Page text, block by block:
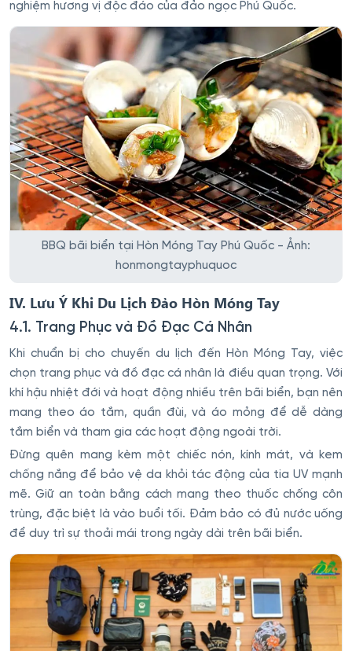
nghiệm hương vị độc đáo của đảo ngọc Phú Quốc.
BBQ bãi biển tại Hòn Móng Tay Phú Quốc - Ảnh:
honmongtayphuquoc
IV. Lưu Ý Khi Du Lịch Đảo Hòn Móng Tay
4.1. Trang Phục và Đồ Đạc Cá Nhân
Khi chuẩn bị cho chuyến du lịch đến Hòn Móng Tay, việc
chọn trang phục và đồ đạc cá nhân là điều quan trọng. Với
khí hậu nhiệt đới và hoạt động nhiều trên bãi biển, bạn nên
mang theo áo tắm, quần đùi, và áo mỏng để dễ dàng
tắm biển và tham gia các hoạt động ngoài trời.
Đừng quên mang kèm một chiếc nón, kính mát, và kem
chống nắng để bảo vệ da khỏi tác động của tia UV mạnh
mẽ. Giữ an toàn bằng cách mang theo thuốc chống côn
trùng, đặc biệt là vào buổi tối. Đảm bảo có đủ nước uống
để duy trì sự thoải mái trong ngày dài trên bãi biển.